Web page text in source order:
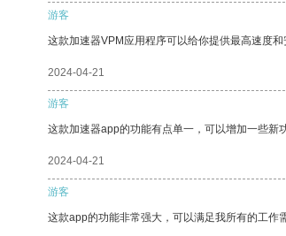
游客
这款加速器VPM应用程序可以给你提供最高速度
2024-04-21
游客
这款加速器app的功能有点单一，可以增加一些新
2024-04-21
游客
这款app的功能非常强大，可以满足我所有的工作